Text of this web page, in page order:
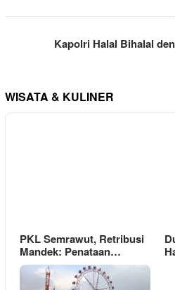
Kapolri Halal Bihalal
WISATA & KULINER
PKL Semrawut, Retribusi
Mandek: Penataan…